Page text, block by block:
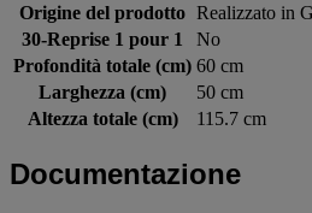
Origine del prodotto Realizzato in
30-Reprise 1 pour 1
No
Profondità totale (cm) 60 cm
Larghezza (cm)
50 cm
Altezza totale (cm)
115.7 cm
Documentazione